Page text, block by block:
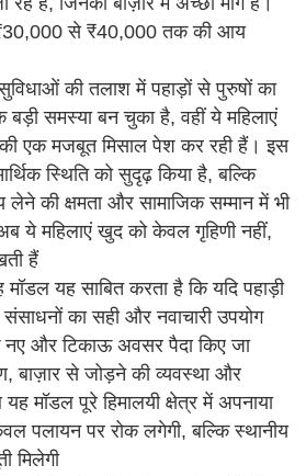
₹30,000 से ₹40,000 तक की आय
की तलाश में पहाड़ों से पुरुषों का
समस्या बन चुका है, वहीं ये महिलाएं
की एक मजबूत मिसाल पेश कर रही हैं। इस
स्थिति को सुदृढ़ किया है, बल्कि
लेने की क्षमता और सामाजिक सम्मान में भी
ये महिलाएं खुद को केवल गृहिणी नहीं,
हैं
मॉडल यह साबित करता है कि यदि पहाड़ी
का सही और नवाचारी उपयोग
नए और टिकाऊ अवसर पैदा किए जा
बाज़ार से जोड़ने की व्यवस्था और
मॉडल पूरे हिमालयी क्षेत्र में अपनाया
पलायन पर रोक लगेगी, बल्कि स्थानीय
मिलेगी